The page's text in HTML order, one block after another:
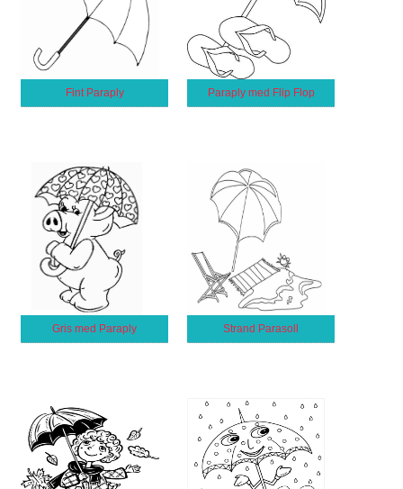
Fint Paraply Paraply med Flip Flop
Gris med Paraply Strand Parasoll